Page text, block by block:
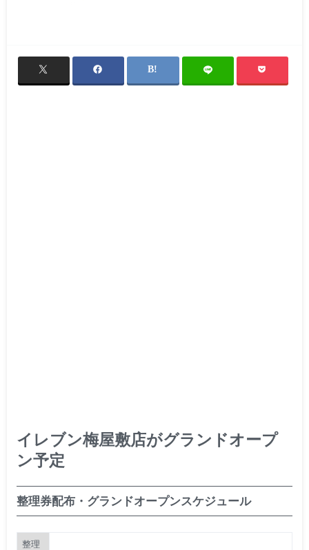
イレブン梅屋敷店がグランドオープ
ン予定
整理券配布・グランドオープンスケジュール
整理